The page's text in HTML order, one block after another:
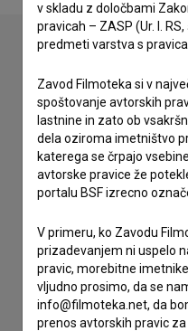
Stik z
Spoštovani, s pomočjo
stik z uredništvom Baze
odzivov.
imam vprašanje
želim dodati podatke
drugo
v skladu z določbami
pravicah – ZASP (Ur. l.
predmeti varstva s
Zavod Filmoteka si v
spoštovanje avtorskih
lastnine in zato ob
dela oziroma imetništvo
katerega se črpajo
avtorske pravice že
portalu BSF izrecno
V primeru, ko Zavodu
prizadevanjem ni uspelo
pravic, morebitne
vljudno prosimo, da se
info@filmoteka.net, da
prenos avtorskih pravic